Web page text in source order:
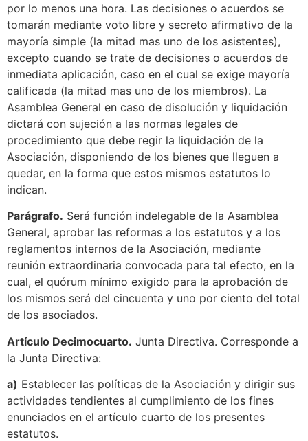
por lo menos una hora. Las decisiones o acuerdos se
tomarán mediante voto libre y secreto afirmativo de la
mayoría simple (la mitad mas uno de los asistentes),
excepto cuando se trate de decisiones o acuerdos de
inmediata aplicación, caso en el cual se exige mayoría
calificada (la mitad mas uno de los miembros). La
Asamblea General en caso de disolución y liquidación
dictará con sujeción a las normas legales de
procedimiento que debe regir la liquidación de la
Asociación, disponiendo de los bienes que lleguen a
quedar, en la forma que estos mismos estatutos lo
indican.
Parágrafo. Será función indelegable de la Asamblea
General, aprobar las reformas a los estatutos y a los
reglamentos internos de la Asociación, mediante
reunión extraordinaria convocada para tal efecto, en la
cual, el quórum mínimo exigido para la aprobación de
los mismos será del cincuenta y uno por ciento del total
de los asociados.
Artículo Decimocuarto. Junta Directiva. Corresponde a
la Junta Directiva:
a) Establecer las políticas de la Asociación y dirigir sus
actividades tendientes al cumplimiento de los fines
enunciados en el artículo cuarto de los presentes
estatutos.